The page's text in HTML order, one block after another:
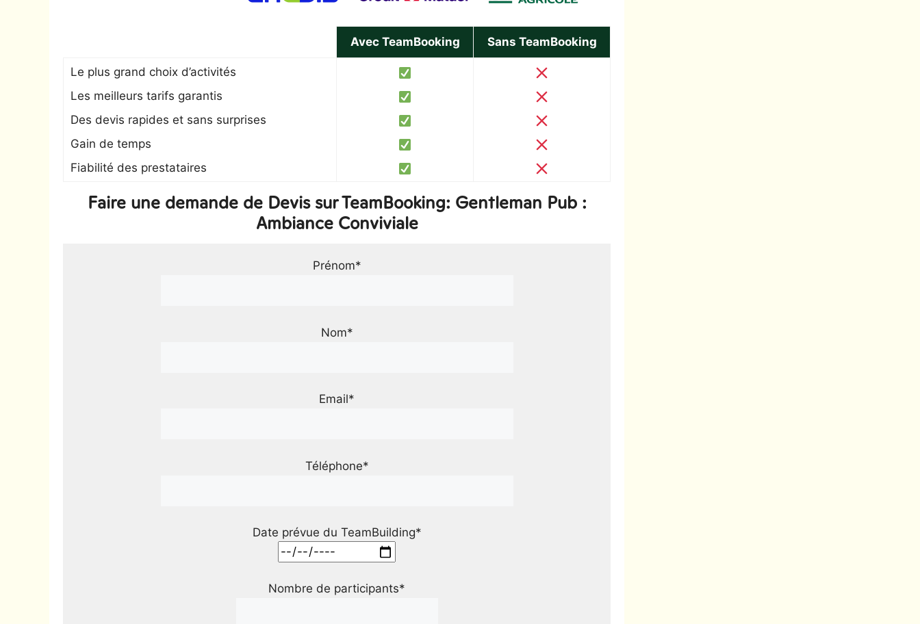
Avec TeamBooking Sans TeamBooking
Le plus grand choix d’activités
Les meilleurs tarifs garantis
Des devis rapides et sans surprises
Gain de temps
Fiabilité des prestataires
Faire une demande de Devis sur TeamBooking: Gentleman Pub :
Ambiance Conviviale
Prénom*
Nom*
Email*
Téléphone*
Date prévue du TeamBuilding*
Nombre de participants*